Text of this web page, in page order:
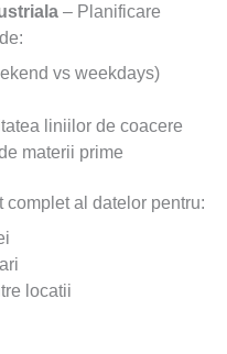
– Planificare
vs weekdays)
liniilor de coacere
materii prime
complet al datelor pentru:
locatii